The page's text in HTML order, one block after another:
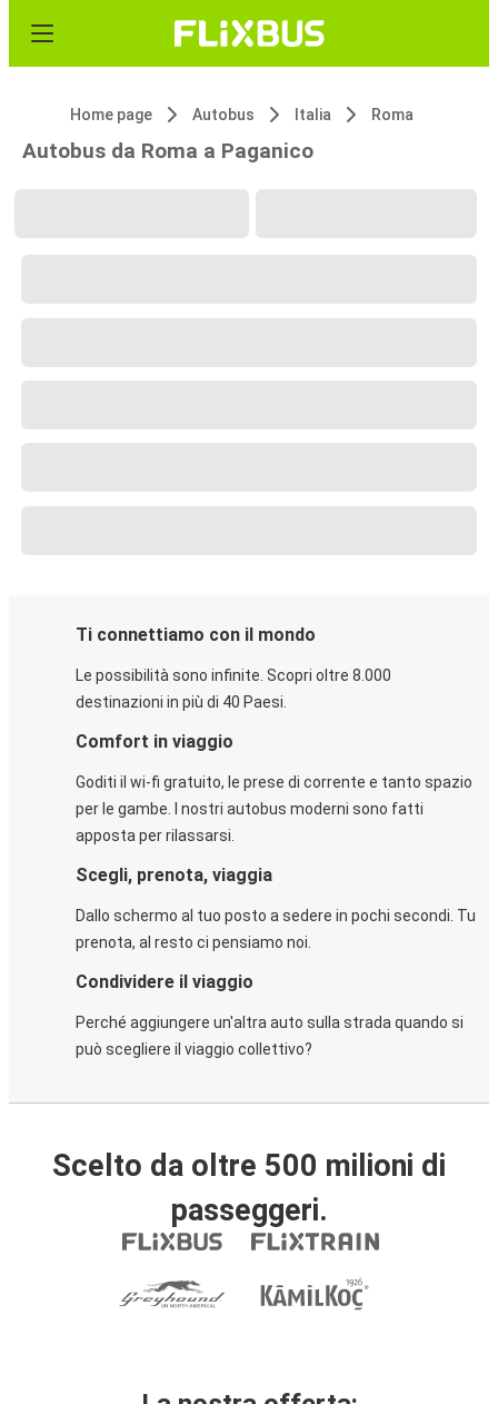
Home page Autobus Italia Roma
Autobus da Roma a Paganico
Ti connettiamo con il mondo
Le possibilità sono infinite. Scopri oltre 8.000
destinazioni in più di 40 Paesi.
Comfort in viaggio
Goditi il wi-fi gratuito, le prese di corrente e tanto spazio
per le gambe. I nostri autobus moderni sono fatti
apposta per rilassarsi.
Scegli, prenota, viaggia
Dallo schermo al tuo posto a sedere in pochi secondi. Tu
prenota, al resto ci pensiamo noi.
Condividere il viaggio
Perché aggiungere un'altra auto sulla strada quando si
può scegliere il viaggio collettivo?
Scelto da oltre 500 milioni di
passeggeri.